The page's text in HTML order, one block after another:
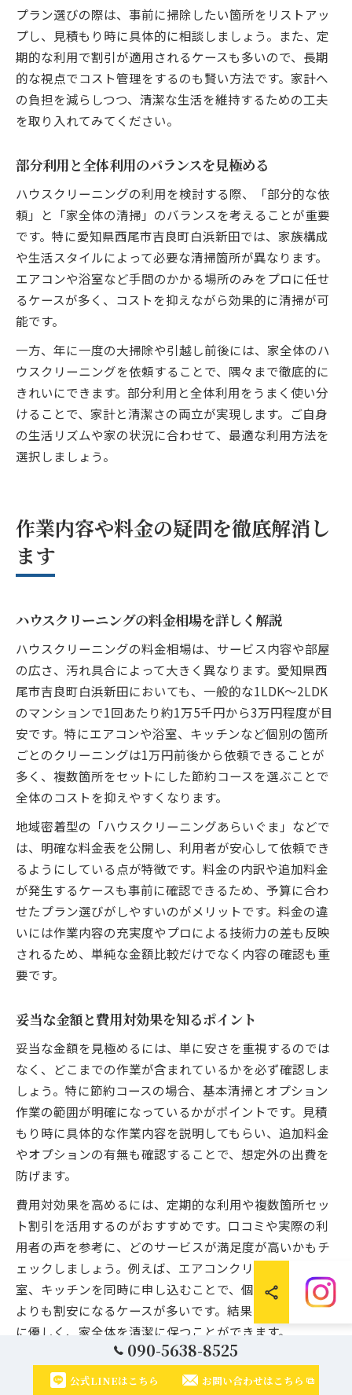
プラン選びの際は、事前に掃除したい箇所をリストアッ
プし、見積もり時に具体的に相談しましょう。また、定
期的な利用で割引が適用されるケースも多いので、長期
的な視点でコスト管理をするのも賢い方法です。家計へ
の負担を減らしつつ、清潔な生活を維持するための工夫
を取り入れてみてください。
部分利用と全体利用のバランスを見極める
ハウスクリーニングの利用を検討する際、「部分的な依
頼」と「家全体の清掃」のバランスを考えることが重要
です。特に愛知県西尾市吉良町白浜新田では、家族構成
や生活スタイルによって必要な清掃箇所が異なります。
エアコンや浴室など手間のかかる場所のみをプロに任せ
るケースが多く、コストを抑えながら効果的に清掃が可
能です。
一方、年に一度の大掃除や引越し前後には、家全体のハ
ウスクリーニングを依頼することで、隅々まで徹底的に
きれいにできます。部分利用と全体利用をうまく使い分
けることで、家計と清潔さの両立が実現します。ご自身
の生活リズムや家の状況に合わせて、最適な利用方法を
選択しましょう。
作業内容や料金の疑問を徹底解消し
ます
ハウスクリーニングの料金相場を詳しく解説
ハウスクリーニングの料金相場は、サービス内容や部屋
の広さ、汚れ具合によって大きく異なります。愛知県西
尾市吉良町白浜新田においても、一般的な1LDK～2LDK
のマンションで1回あたり約1万5千円から3万円程度が目
安です。特にエアコンや浴室、キッチンなど個別の箇所
ごとのクリーニングは1万円前後から依頼できることが
多く、複数箇所をセットにした節約コースを選ぶことで
全体のコストを抑えやすくなります。
地域密着型の「ハウスクリーニングあらいぐま」などで
は、明確な料金表を公開し、利用者が安心して依頼でき
るようにしている点が特徴です。料金の内訳や追加料金
が発生するケースも事前に確認できるため、予算に合わ
せたプラン選びがしやすいのがメリットです。料金の違
いには作業内容の充実度やプロによる技術力の差も反映
されるため、単純な金額比較だけでなく内容の確認も重
要です。
妥当な金額と費用対効果を知るポイント
妥当な金額を見極めるには、単に安さを重視するのでは
なく、どこまでの作業が含まれているかを必ず確認しま
しょう。特に節約コースの場合、基本清掃とオプション
作業の範囲が明確になっているかがポイントです。見積
もり時に具体的な作業内容を説明してもらい、追加料金
やオプションの有無も確認することで、想定外の出費を
防げます。
費用対効果を高めるには、定期的な利用や複数箇所セッ
ト割引を活用するのがおすすめです。口コミや実際の利
用者の声を参考に、どのサービスが満足度が高いかもチ
ェックしましょう。例えば、エアコンクリーニングと浴
室、キッチンを同時に申し込むことで、個別に依頼する
よりも割安になるケースが多いです。結果として、家計
に優しく、家全体を清潔に保つことができます。
作業内容ごとの時間と費用の目安を紹介
090-5638-8525
公式LINEはこちら お問い合わせはこちら